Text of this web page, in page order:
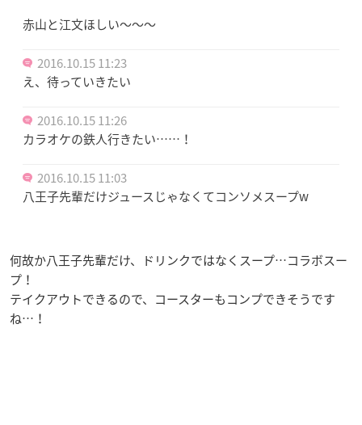
赤山と江文ほしい〜〜〜
2016.10.15 11:23
え、待っていきたい
2016.10.15 11:26
カラオケの鉄人行きたい……！
2016.10.15 11:03
八王子先輩だけジュースじゃなくてコンソメスープw
何故か八王子先輩だけ、ドリンクではなくスープ…コラボスー
プ！
テイクアウトできるので、コースターもコンプできそうです
ね…！